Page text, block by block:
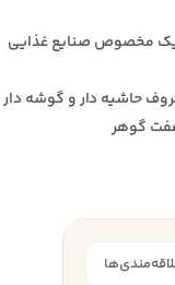
مخصوص صنایع غذایی
حاشیه دار و گوشه دار
گوهر